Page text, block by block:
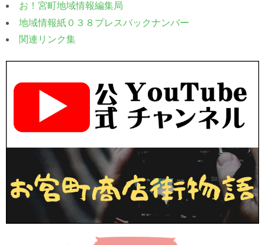
お！宮町地域情報編集局
地域情報紙０３８プレスバックナンバー
関連リンク集